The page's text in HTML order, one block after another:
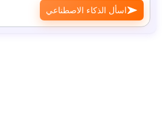
اسأل الذكاء الاصطناعي